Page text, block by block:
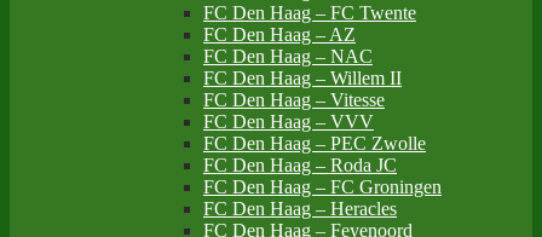
FC Den Haag – FC Twente
FC Den Haag – AZ
FC Den Haag – NAC
FC Den Haag – Willem II
FC Den Haag – Vitesse
FC Den Haag – VVV
FC Den Haag – PEC Zwolle
FC Den Haag – Roda JC
FC Den Haag – FC Groningen
FC Den Haag – Heracles
FC Den Haag – Feyenoord